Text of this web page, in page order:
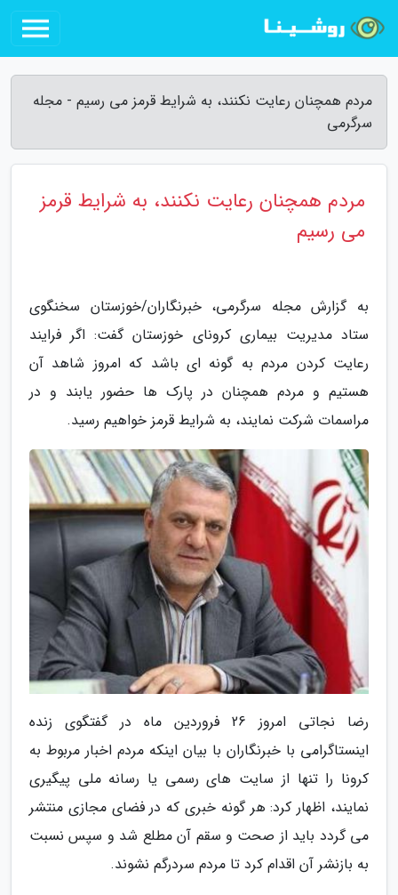
مردم همچنان رعایت نکنند، به شرایط قرمز می رسیم - مجله
سرگرمی
مردم همچنان رعایت نکنند، به شرایط قرمز
می رسیم
به گزارش مجله سرگرمی، خبرنگاران/خوزستان سخنگوی
ستاد مدیریت بیماری کرونای خوزستان گفت: اگر فرایند
رعایت کردن مردم به گونه ای باشد که امروز شاهد آن
هستیم و مردم همچنان در پارک ها حضور یابند و در
مراسمات شرکت نمایند، به شرایط قرمز خواهیم رسید.
رضا نجاتی امروز 26 فروردین ماه در گفتگوی زنده
اینستاگرامی با خبرنگاران با بیان اینکه مردم اخبار مربوط به
کرونا را تنها از سایت های رسمی یا رسانه ملی پیگیری
نمایند، اظهار کرد: هر گونه خبری که در فضای مجازی منتشر
می گردد باید از صحت و سقم آن مطلع شد و سپس نسبت
به بازنشر آن اقدام کرد تا مردم سردرگم نشوند.